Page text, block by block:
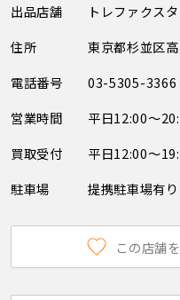
出品店舗
トレファクス
住所
東京都杉並区
電話番号
03-5305-3366
営業時間
平日12:00～
買取受付
平日12:00～
駐車場
提携駐車場有り
この店舗